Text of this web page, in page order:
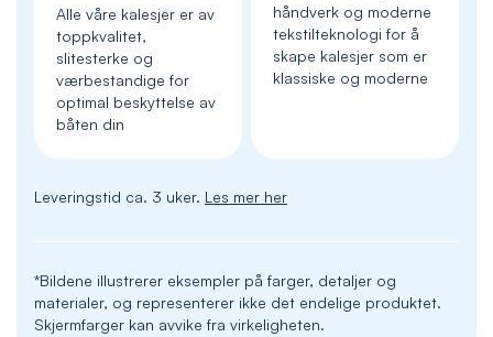
Alle våre kalesjer er av
toppkvalitet,
slitesterke og
værbestandige for
optimal beskyttelse av
båten din
håndverk og moderne
tekstilteknologi for å
skape kalesjer som er
klassiske og moderne
Leveringstid ca. 3 uker. Les mer her
*Bildene illustrerer eksempler på farger, detaljer og
materialer, og representerer ikke det endelige produktet.
Skjermfarger kan avvike fra virkeligheten.